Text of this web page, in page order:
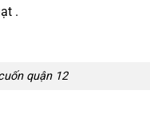
.
quận 12